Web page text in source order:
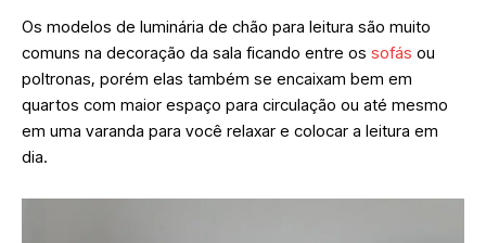
Os modelos de luminária de chão para leitura são muito
comuns na decoração da sala ficando entre os sofás ou
poltronas, porém elas também se encaixam bem em
quartos com maior espaço para circulação ou até mesmo
em uma varanda para você relaxar e colocar a leitura em
dia.